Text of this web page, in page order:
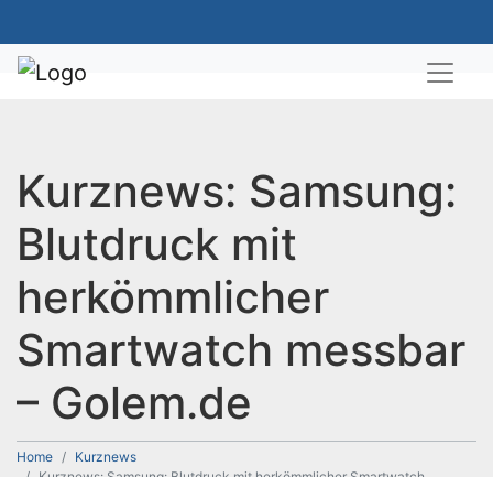
Kurznews: Samsung:
Blutdruck mit
herkömmlicher
Smartwatch messbar
– Golem.de
Home
Kurznews